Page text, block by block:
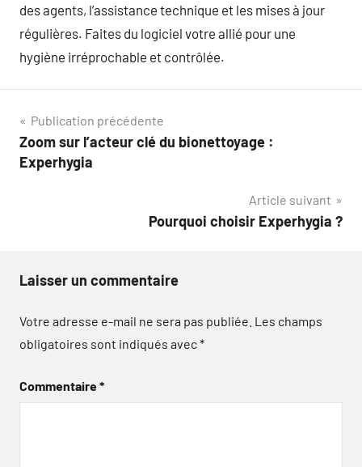
des agents, l’assistance technique et les mises à jour
régulières. Faites du logiciel votre allié pour une
hygiène irréprochable et contrôlée.
Navigation
de
Publication précédente
Zoom sur l’acteur clé du bionettoyage :
Experhygia
Article suivant
Pourquoi choisir Experhygia ?
Laisser un commentaire
Votre adresse e-mail ne sera pas publiée. Les champs
obligatoires sont indiqués avec*
Commentaire*